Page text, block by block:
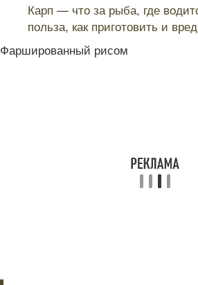
Карп — что за рыба, где
польза, как приготовить и вред
Фаршированный рисом